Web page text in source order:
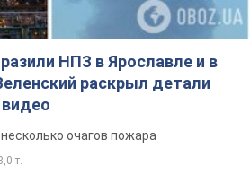
НПЗ в Ярославле и в
раскрыл детали
очагов пожара
т.